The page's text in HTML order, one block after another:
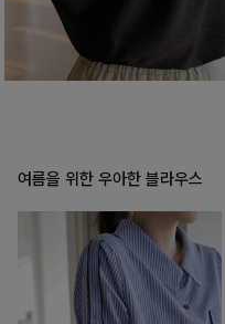
여름을 위한 우아한 블라우스